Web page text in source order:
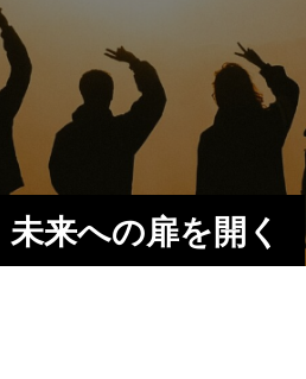
未来への扉を開く